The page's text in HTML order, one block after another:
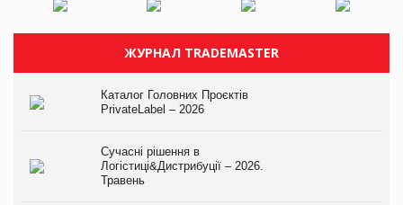
ЖУРНАЛ TRADEMASTER
Каталог Головних Проєктів
PrivateLabel – 2026
Сучасні рішення в
Логістиці&Дистрибуції – 2026.
Травень